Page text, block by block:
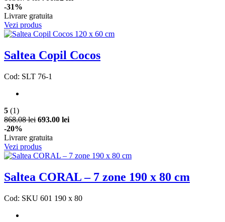
-31%
Livrare gratuita
Vezi produs
Saltea Copil Cocos
Cod: SLT 76-1
5 (1)
868.08 lei 693.00 lei
-20%
Livrare gratuita
Vezi produs
Saltea CORAL – 7 zone 190 x 80 cm
Cod: SKU 601 190 x 80